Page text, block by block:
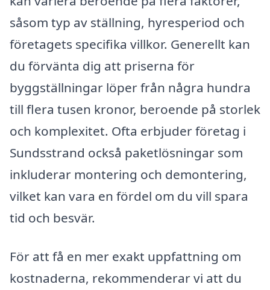
såsom typ av ställning, hyresperiod och
företagets specifika villkor. Generellt kan
du förvänta dig att priserna för
byggställningar löper från några hundra
till flera tusen kronor, beroende på storlek
och komplexitet. Ofta erbjuder företag i
Sundsstrand också paketlösningar som
inkluderar montering och demontering,
vilket kan vara en fördel om du vill spara
tid och besvär.
För att få en mer exakt uppfattning om
kostnaderna, rekommenderar vi att du